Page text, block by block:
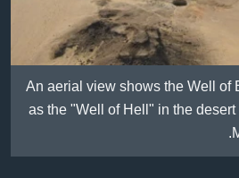
An aerial view shows the Well of
as the "Well of Hell" in the